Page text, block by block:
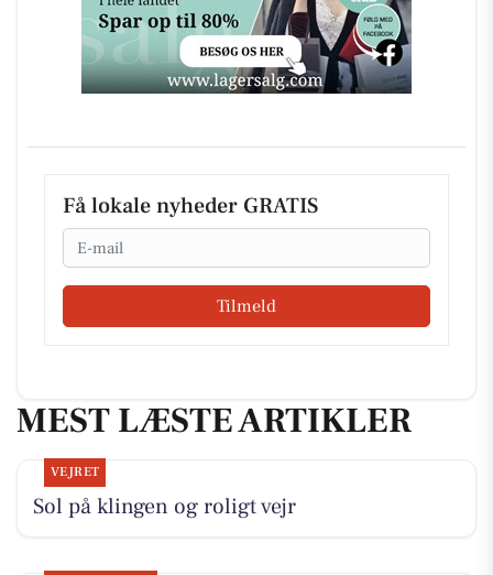
Få lokale nyheder GRATIS
Email
Tilmeld
MEST LÆSTE ARTIKLER
VEJRET
Sol på klingen og roligt vejr